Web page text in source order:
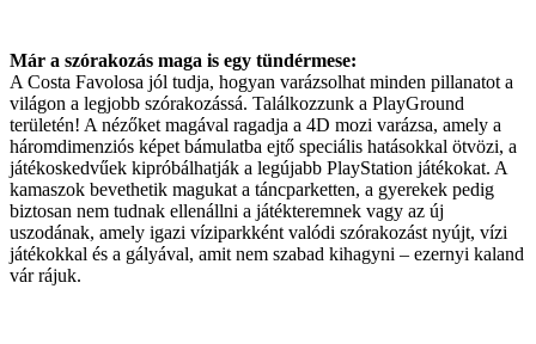
Már a szórakozás maga is egy tündérmese:
A Costa Favolosa jól tudja, hogyan varázsolhat minden pillanatot a
világon a legjobb szórakozássá. Találkozzunk a PlayGround
területén! A nézőket magával ragadja a 4D mozi varázsa, amely a
háromdimenziós képet bámulatba ejtő speciális hatásokkal ötvözi, a
játékoskedvűek kipróbálhatják a legújabb PlayStation játékokat. A
kamaszok bevethetik magukat a táncparketten, a gyerekek pedig
biztosan nem tudnak ellenállni a játékteremnek vagy az új
uszodának, amely igazi víziparkként valódi szórakozást nyújt, vízi
játékokkal és a gályával, amit nem szabad kihagyni – ezernyi kaland
vár rájuk.